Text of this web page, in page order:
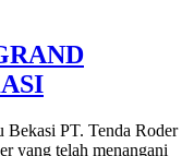
Bekasi PT. Tenda Roder
yang telah menangani